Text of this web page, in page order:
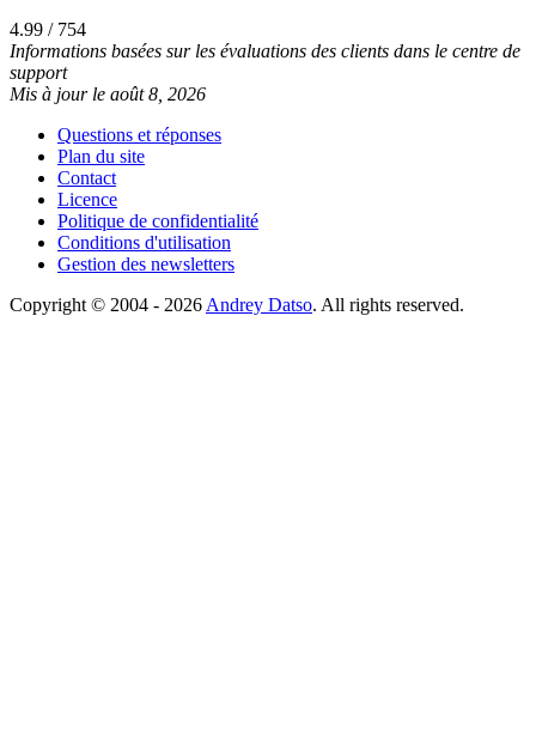
4.99 / 754
Informations basées sur les évaluations des clients dans le centre de
support
Mis à jour le août 8, 2026
Questions et réponses
Plan du site
Contact
Licence
Politique de confidentialité
Conditions d'utilisation
Gestion des newsletters
Copyright © 2004 - 2026Andrey Datso. All rights reserved.